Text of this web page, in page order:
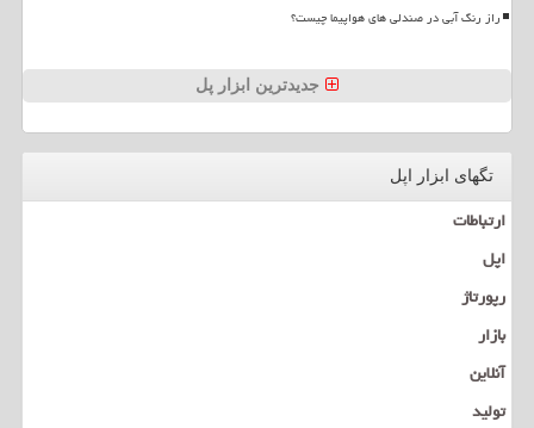
راز رنگ آبی در صندلی های هواپیما چیست؟
جدیدترین ابزار پل
تگهای ابزار اپل
ارتباطات
اپل
رپورتاژ
بازار
آنلاین
تولید